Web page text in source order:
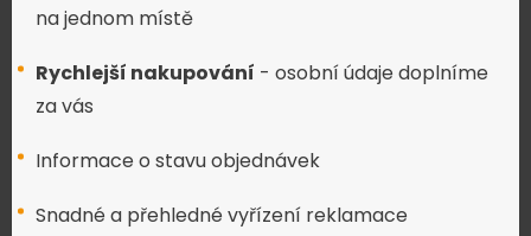
na jednom místě
Rychlejší nakupování - osobní údaje doplníme
za vás
Informace o stavu objednávek
Snadné a přehledné vyřízení reklamace